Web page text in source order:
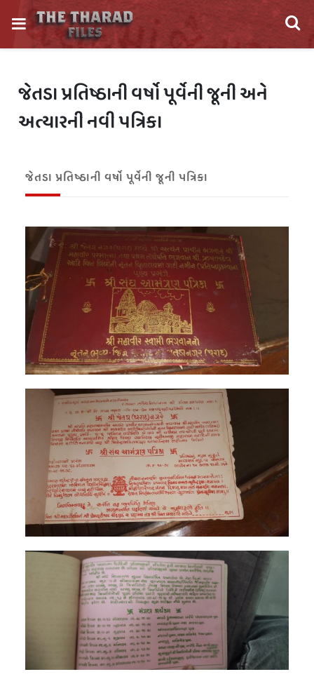
જેતડા પ્રતિષ્ઠાની વર્ષો પૂર્વેની જૂની અને
અત્યારની નવી પત્રિકા
જેતડા પ્રતિષ્ઠાની વર્ષો પૂર્વેની જૂની પત્રિકા